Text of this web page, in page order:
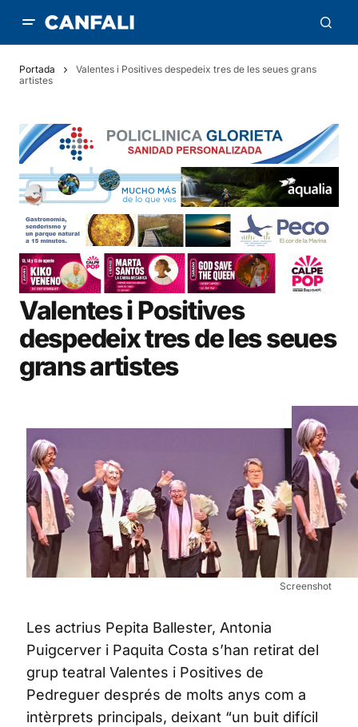
Portada
Valentes i Positives despedeix tres de les seues grans
artistes
Valentes i Positives
despedeix tres de les seues
grans artistes
Screenshot
Les actrius Pepita Ballester, Antonia
Puigcerver i Paquita Costa s’han retirat del
grup teatral Valentes i Positives de
Pedreguer després de molts anys com a
intèrprets principals, deixant “un buit difícil